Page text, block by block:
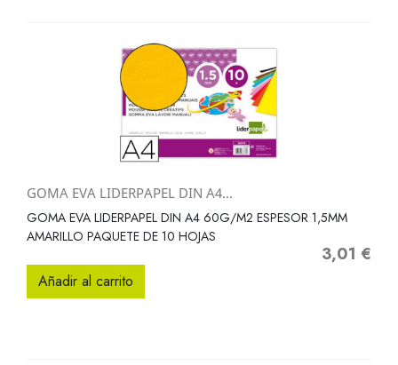
GOMA EVA LIDERPAPEL DIN A4...
GOMA EVA LIDERPAPEL DIN A4 60G/M2 ESPESOR 1,5MM
AMARILLO PAQUETE DE 10 HOJAS
Precio
3,01 €
Añadir al carrito